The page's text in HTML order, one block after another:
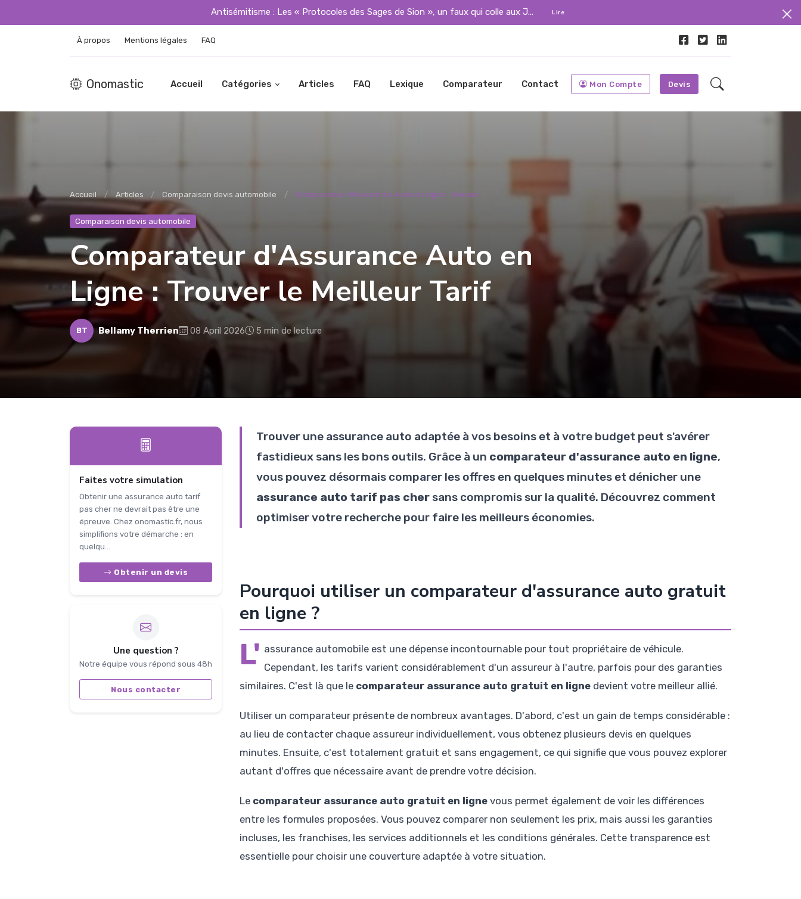
Antisémitisme : Les « Protocoles des Sages de Sion », un faux qui colle aux J... Lire
À propos Mentions légales FAQ
Onomastic Accueil Catégories Articles FAQ Lexique Comparateur Contact Mon Compte Devis
Accueil Articles Comparaison devis automobile Comparateur d'Assurance Auto en Ligne : Trouver...
Comparaison devis automobile
Comparateur d'Assurance Auto en
Ligne : Trouver le Meilleur Tarif
BT Bellamy Therrien 08 April 2026 5 min de lecture
Faites votre simulation
Obtenir une assurance auto tarif
pas cher ne devrait pas être une
épreuve. Chez onomastic.fr, nous
simplifions votre démarche : en
quelqu...
Obtenir un devis
Une question ?
Notre équipe vous répond sous 48h
Nous contacter
Trouver une assurance auto adaptée à vos besoins et à votre budget peut s'avérer
fastidieux sans les bons outils. Grâce à un comparateur d'assurance auto en ligne,
vous pouvez désormais comparer les offres en quelques minutes et dénicher une
assurance auto tarif pas cher sans compromis sur la qualité. Découvrez comment
optimiser votre recherche pour faire les meilleurs économies.
Pourquoi utiliser un comparateur d'assurance auto gratuit
en ligne ?
L' assurance automobile est une dépense incontournable pour tout propriétaire de véhicule.
Cependant, les tarifs varient considérablement d'un assureur à l'autre, parfois pour des garanties
similaires. C'est là que le comparateur assurance auto gratuit en ligne devient votre meilleur allié.
Utiliser un comparateur présente de nombreux avantages. D'abord, c'est un gain de temps considérable :
au lieu de contacter chaque assureur individuellement, vous obtenez plusieurs devis en quelques
minutes. Ensuite, c'est totalement gratuit et sans engagement, ce qui signifie que vous pouvez explorer
autant d'offres que nécessaire avant de prendre votre décision.
Le comparateur assurance auto gratuit en ligne vous permet également de voir les différences
entre les formules proposées. Vous pouvez comparer non seulement les prix, mais aussi les garanties
incluses, les franchises, les services additionnels et les conditions générales. Cette transparence est
essentielle pour choisir une couverture adaptée à votre situation.